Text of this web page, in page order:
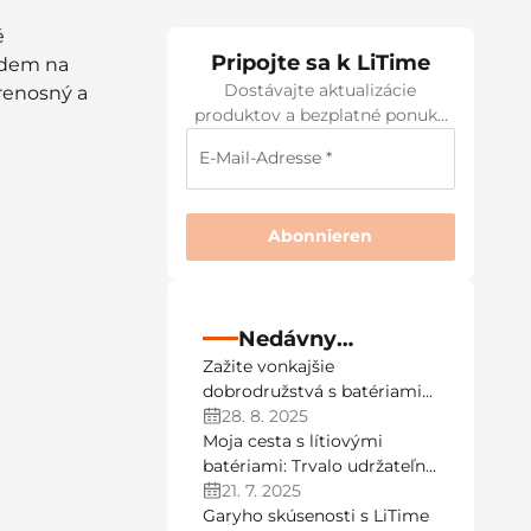
24V 100Ah
€699,99
na
a
Pripojte sa k LiTime
Dostávajte aktualizácie
produktov a bezplatné ponuky
E-Mail-Adresse *
Abonnieren
Nedávny
príspevok
Zažite vonkajšie
dobrodružstvá s batériami
LiTime LiFePO4 RV
28. 8. 2025
Moja cesta s lítiovými
batériami: Trvalo udržateľná
energia pre domácnosť
21. 7. 2025
Garyho skúsenosti s LiTime